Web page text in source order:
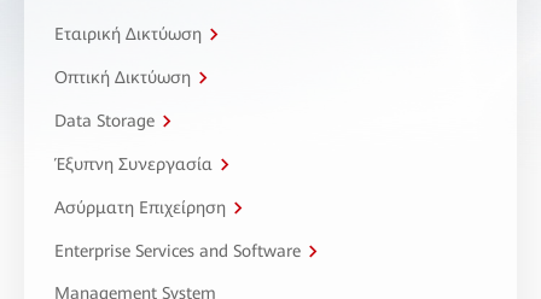
Εταιρική Δικτύωση
Οπτική Δικτύωση
Data Storage
Έξυπνη Συνεργασία
Ασύρματη Επιχείρηση
Enterprise Services and Software
Management System